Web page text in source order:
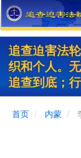
Skip
to
main
content
追查迫害法
织和个人。
追查到底；
首页 内蒙